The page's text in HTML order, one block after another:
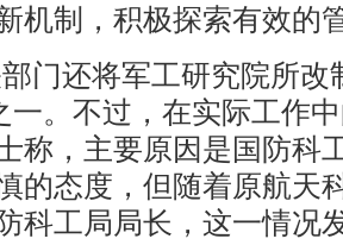
机制，积极探索有效的
门还将军工研究院所改
一。不过，在实际工作
称，主要原因是国防科
的态度，但随着原航天
科工局局长，这一情况